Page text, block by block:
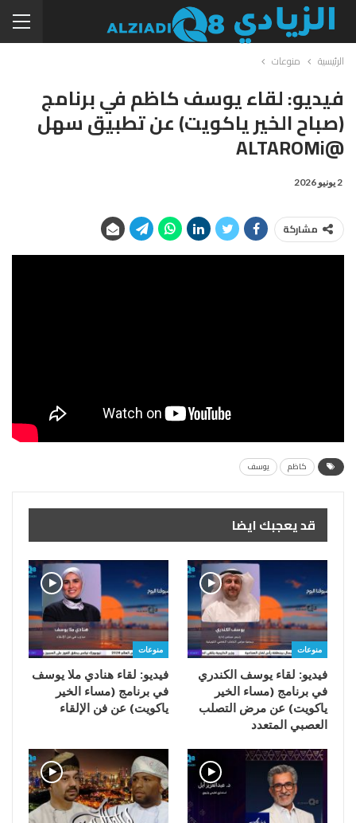
الرئيسية منوعات
فيديو: لقاء يوسف كاظم في برنامج
(صباح الخير ياكويت) عن تطبيق سهل
@ALTAROMi
2 يونيو 2026
مشاركة
كاظم يوسف
قد يعجبك ايضا
منوعات
فيديو: لقاء يوسف الكندري
في برنامج (مساء الخير
ياكويت) عن مرض التصلب
العصبي المتعدد
منوعات
فيديو: لقاء هنادي ملا يوسف
في برنامج (مساء الخير
ياكويت) عن فن الإلقاء